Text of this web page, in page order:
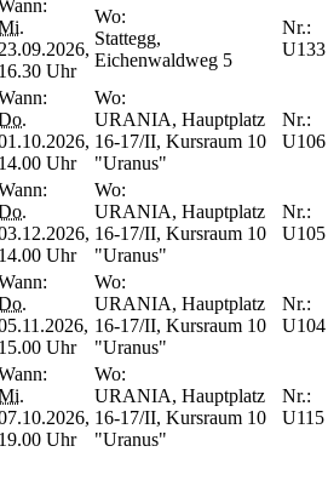
23.09.2026,
16.30 Uhr
Wo:
Stattegg,
Eichenwaldweg 5
Nr.:
U133
14.00 Uhr
Wo:
URANIA, Hauptplatz
16-17/II, Kursraum 10
"Uranus"
Nr.:
U106
14.00 Uhr
Wo:
URANIA, Hauptplatz
16-17/II, Kursraum 10
"Uranus"
Nr.:
U105
15.00 Uhr
Wo:
URANIA, Hauptplatz
16-17/II, Kursraum 10
"Uranus"
Nr.:
U104
19.00 Uhr
Wo:
URANIA, Hauptplatz
16-17/II, Kursraum 10
"Uranus"
Nr.:
U115